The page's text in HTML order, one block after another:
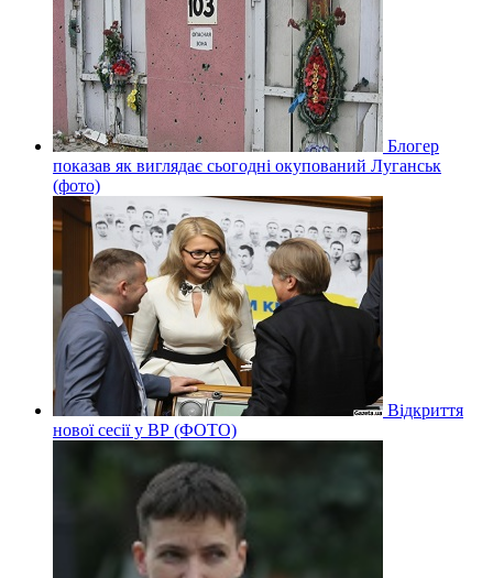
Блогер
показав як виглядає сьогодні окупований Луганськ
(фото)
Відкриття
нової сесії у ВР (ФОТО)